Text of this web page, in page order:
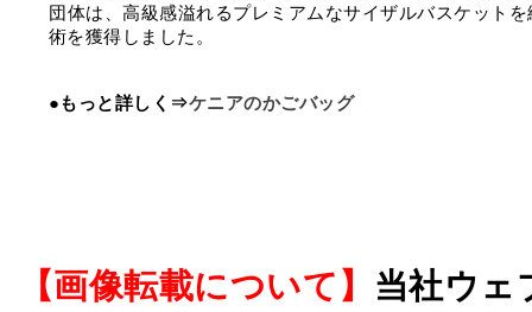
団体は、高級感溢れるプレミアムなサイザルバスケット
術を獲得しました。
●もっと詳しく⇒ケニアのかごバッグ
【画像転載について】 当社ウェ